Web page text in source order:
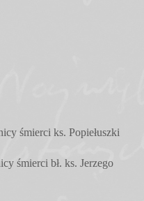
śmierci ks. Popiełuszki
śmierci bł. ks. Jerzego